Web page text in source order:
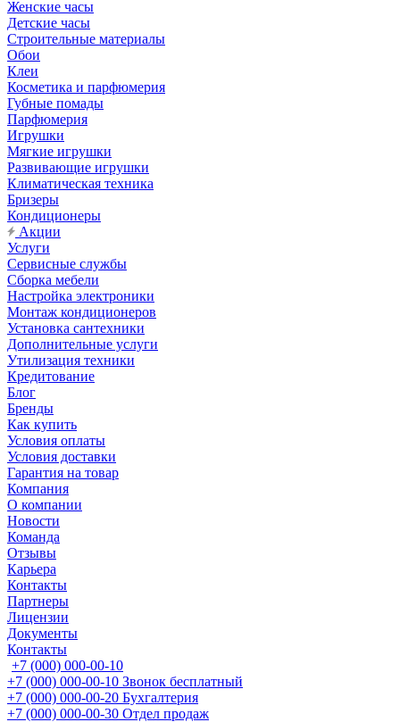
Женские часы
Детские часы
Строительные материалы
Обои
Клеи
Косметика и парфюмерия
Губные помады
Парфюмерия
Игрушки
Мягкие игрушки
Развивающие игрушки
Климатическая техника
Бризеры
Кондиционеры
Акции
Услуги
Сервисные службы
Сборка мебели
Настройка электроники
Монтаж кондиционеров
Установка сантехники
Дополнительные услуги
Утилизация техники
Кредитование
Блог
Бренды
Как купить
Условия оплаты
Условия доставки
Гарантия на товар
Компания
О компании
Новости
Команда
Отзывы
Карьера
Контакты
Партнеры
Лицензии
Документы
Контакты
+7 (000) 000-00-10
+7 (000) 000-00-10 Звонок бесплатный
+7 (000) 000-00-20 Бухгалтерия
+7 (000) 000-00-30 Отдел продаж